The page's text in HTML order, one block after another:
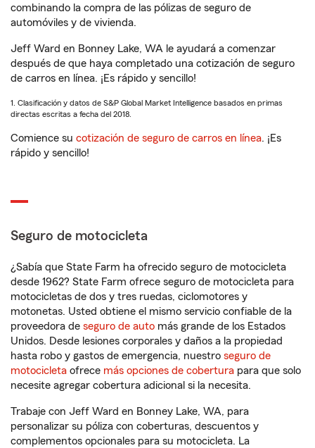
combinando la compra de las pólizas de seguro de
automóviles y de vivienda.
Jeff Ward en Bonney Lake, WA le ayudará a comenzar
después de que haya completado una cotización de seguro
de carros en línea. ¡Es rápido y sencillo!
1. Clasificación y datos de S&P Global Market Intelligence basados en primas
directas escritas a fecha del 2018.
Comience su cotización de seguro de carros en línea. ¡Es
rápido y sencillo!
Seguro de motocicleta
¿Sabía que State Farm ha ofrecido seguro de motocicleta
desde 1962? State Farm ofrece seguro de motocicleta para
motocicletas de dos y tres ruedas, ciclomotores y
motonetas. Usted obtiene el mismo servicio confiable de la
proveedora de seguro de auto más grande de los Estados
Unidos. Desde lesiones corporales y daños a la propiedad
hasta robo y gastos de emergencia, nuestro seguro de
motocicleta ofrece más opciones de cobertura para que solo
necesite agregar cobertura adicional si la necesita.
Trabaje con Jeff Ward en Bonney Lake, WA, para
personalizar su póliza con coberturas, descuentos y
complementos opcionales para su motocicleta. La